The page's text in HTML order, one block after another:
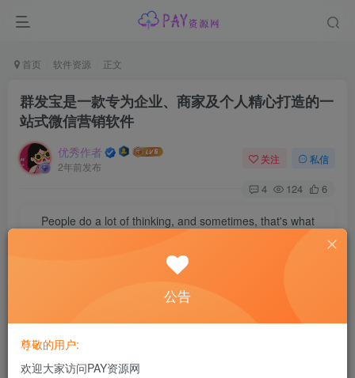
首页 软件资源 正文
群发宝是一款专为企业、商家及个人精心打造的一
站式微信营销软件
优秀作者
2年前发布
关注 私信
4 124 6
People do a lot of thinking, and sometimes, that's what
【应用名称】：群发宝
公告
尊敬的用户:
欢迎大家访问PAY资源网